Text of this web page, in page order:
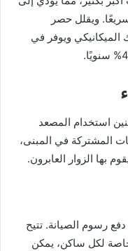
ويقلل حصر
ويوفر في
استخدام المصعد
المشتركة في المبنى،
بها الزوار العابرون.
رسوم الصيانة. تتيح
خاصة لكل ساكن، يمكن